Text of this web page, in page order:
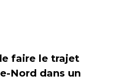
faire le trajet
Nord dans un